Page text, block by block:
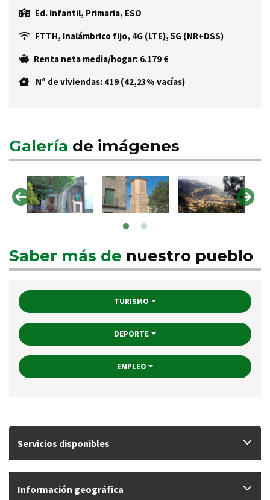
Ed. Infantil, Primaria, ESO
FTTH, Inalámbrico fijo, 4G (LTE), 5G (NR+DSS)
Renta neta media/hogar: 6.179 €
Nº de viviendas: 419 (42,23% vacías)
Galería de imágenes
Saber más de nuestro pueblo
TURISMO
DEPORTE
EMPLEO
Servicios disponibles
Información geográfica